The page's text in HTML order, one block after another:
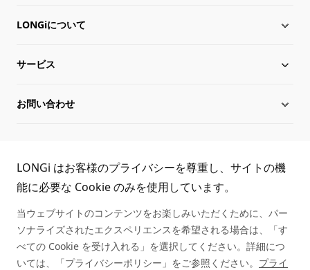
太陽電池モジュール
Hi-MO X10
Hi-MO 7
LONGiについて
LONGiについて
沿革
役員一覧
持続可能な発展
キャリア
サービス
ダウンロード
シリアル番号照会
アフターサービス
お問い合わせ
取扱商社一覧
TEL:
03-6459-0528
LONGi はお客様のプライバシーを尊重し、サイトの機
能に必要な Cookie のみを使用しています。
当ウェブサイトのコンテンツをお楽しみいただくために、パー
ソナライズされたエクスペリエンスを希望される場合は、「す
べての Cookie を受け入れる」を選択してください。詳細につ
いては、「プライバシーポリシー」をご参照ください。 プライ